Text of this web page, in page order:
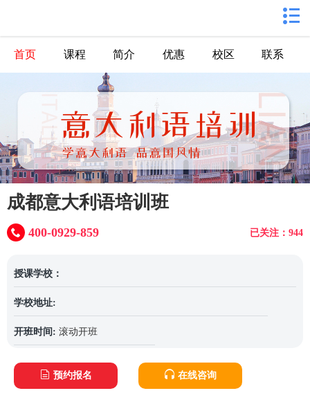
首页 课程 简介 优惠 校区 联系
成都意大利语培训班
已关注：944
400-0929-859
授课学校：
学校地址:
开班时间: 滚动开班
预约报名 在线咨询